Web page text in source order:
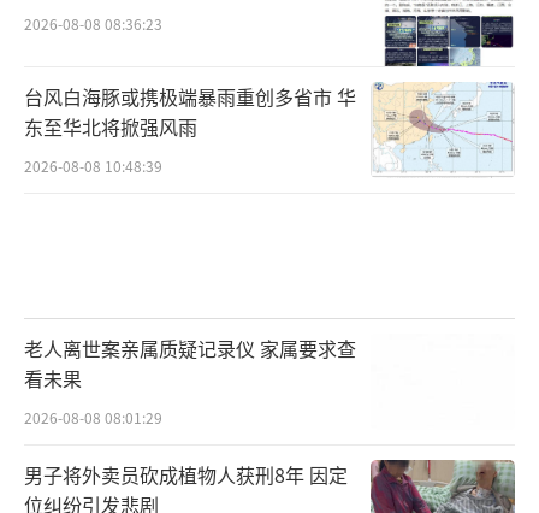
2026-08-08 08:36:23
台风白海豚或携极端暴雨重创多省市 华
东至华北将掀强风雨
2026-08-08 10:48:39
老人离世案亲属质疑记录仪 家属要求查
看未果
2026-08-08 08:01:29
男子将外卖员砍成植物人获刑8年 因定
位纠纷引发悲剧